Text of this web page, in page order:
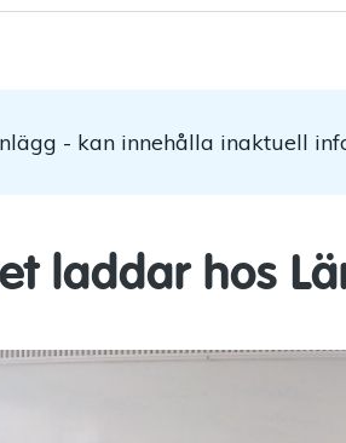
- kan innehålla inaktuell
laddar hos